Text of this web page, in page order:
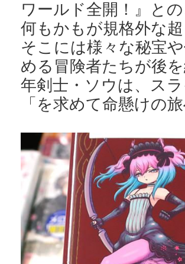
ワールド全開！』との
何もかもが規格外な
そこには様々な秘宝
める冒険者たちが後
年剣士・ソウは、ス
「を求めて命懸けの